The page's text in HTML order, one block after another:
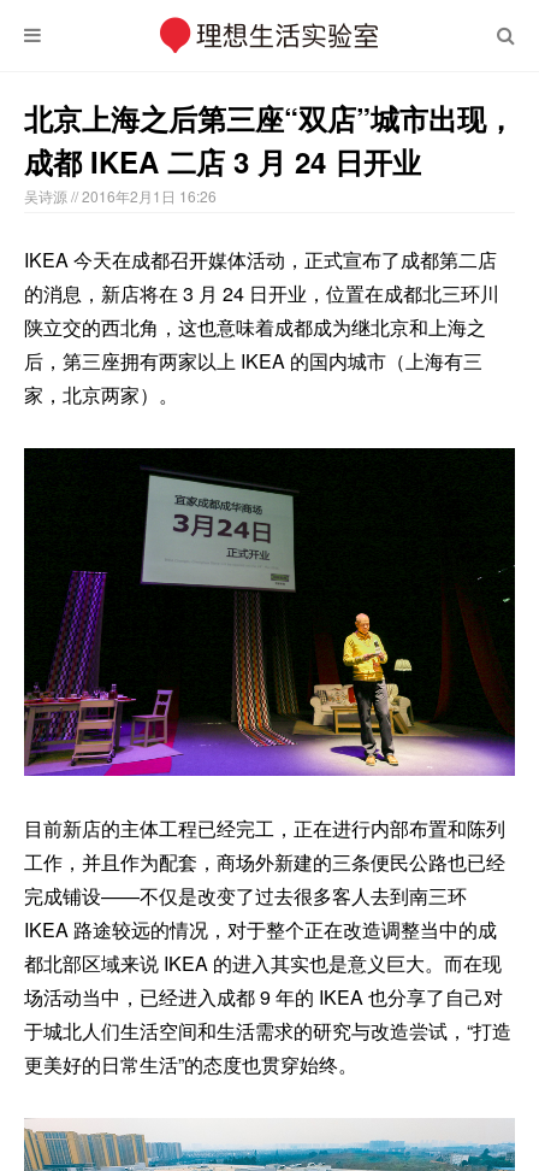
北京上海之后第三座“双店”城市出现，
成都 IKEA 二店 3 月 24 日开业
吴诗源 // 2016年2月1日 16:26
IKEA 今天在成都召开媒体活动，正式宣布了成都第二店
的消息，新店将在 3 月 24 日开业，位置在成都北三环川
陕立交的西北角，这也意味着成都成为继北京和上海之
后，第三座拥有两家以上 IKEA 的国内城市（上海有三
家，北京两家）。
目前新店的主体工程已经完工，正在进行内部布置和陈列
工作，并且作为配套，商场外新建的三条便民公路也已经
完成铺设——不仅是改变了过去很多客人去到南三环
IKEA 路途较远的情况，对于整个正在改造调整当中的成
都北部区域来说 IKEA 的进入其实也是意义巨大。而在现
场活动当中，已经进入成都 9 年的 IKEA 也分享了自己对
于城北人们生活空间和生活需求的研究与改造尝试，“打造
更美好的日常生活”的态度也贯穿始终。